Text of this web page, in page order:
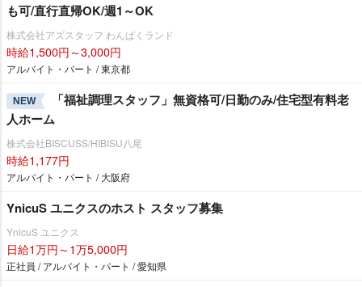
も可/直行直帰OK/週1～OK
株式会社アズスタッフ わんぱくランド
時給1,500円～3,000円
アルバイト・パート / 東京都
NEW
「福祉調理スタッフ」無資格可/日勤のみ/住宅型有料老
人ホーム
株式会社BISCUSS/HIBISU八尾
時給1,177円
アルバイト・パート / 大阪府
YnicuS ユニクスのホスト スタッフ募集
YnicuS ユニクス
日給1万円～1万5,000円
正社員 / アルバイト・パート / 愛知県